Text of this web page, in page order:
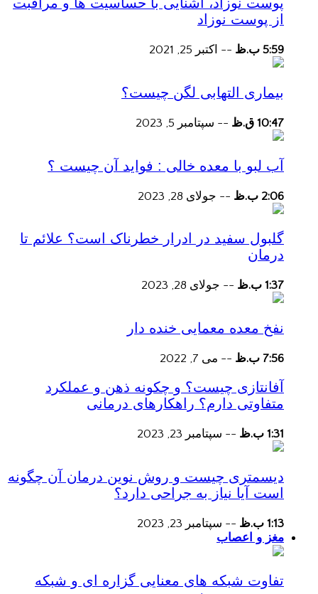
از پوست نوزاد
5:59 ب.ظ -- اکتبر 25, 2021
بیماری التهابی لگن چیست؟
10:47 ق.ظ -- سپتامبر 5, 2023
آب لبو با معده خالی : فواید آن چیست ؟
2:06 ب.ظ -- جولای 28, 2023
گلبول سفید در ادرار خطرناک است؟ علائم تا
درمان
1:37 ب.ظ -- جولای 28, 2023
نفخ معده معمایی خنده دار
7:56 ب.ظ -- می 7, 2022
آفانتازی چیست؟ و چکونه ذهن و عملکرد
متفاوتی دارم؟ راهکارهای درمانی
1:31 ب.ظ -- سپتامبر 23, 2023
دیسمتری چیست و روش نوین درمان آن چگونه
است آیا نیاز به جراحی دارد؟
1:13 ب.ظ -- سپتامبر 23, 2023
مغز و اعصاب
تفاوت شبکه های معنایی گزاره ای و شبکه